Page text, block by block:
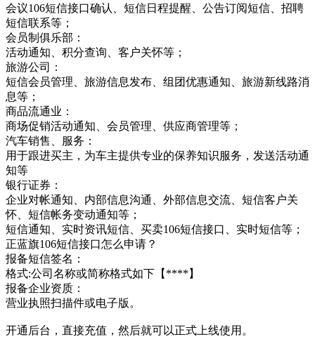
会议106短信接口确认、短信日程提醒、公告订阅短信、招聘
短信联系等；
会员制俱乐部：
活动通知、积分查询、客户关怀等；
旅游公司：
短信会员管理、旅游信息发布、组团优惠通知、旅游新线路消
息等；
商品流通业：
商场促销活动通知、会员管理、供应商管理等；
汽车销售、服务：
用于跟进买主，为车主提供专业的保养知识服务，发送活动通
知等
银行证券：
企业对帐通知、内部信息沟通、外部信息交流、短信客户关
怀、短信帐务变动通知等；
短信通知、实时资讯短信、买卖106短信接口、实时短信等；
正蓝旗106短信接口怎么申请？
报备短信签名：
格式:公司名称或简称格式如下【****】
报备企业资质：
营业执照扫描件或电子版。
开通后台，直接充值，然后就可以正式上线使用。